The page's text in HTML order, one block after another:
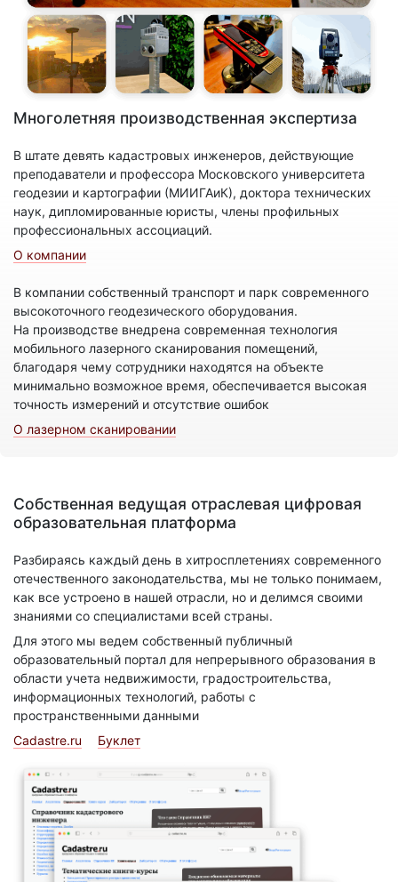
Многолетняя производственная экспертиза
В штате девять кадастровых инженеров, действующие
преподаватели и профессора Московского университета
геодезии и картографии (МИИГАиК), доктора технических
наук, дипломированные юристы, члены профильных
профессиональных ассоциаций.
О компании
В компании собственный транспорт и парк современного
высокоточного геодезического оборудования.
На производстве внедрена современная технология
мобильного лазерного сканирования помещений,
благодаря чему сотрудники находятся на объекте
минимально возможное время, обеспечивается высокая
точность измерений и отсутствие ошибок
О лазерном сканировании
Собственная ведущая отраслевая цифровая
образовательная платформа
Разбираясь каждый день в хитросплетениях современного
отечественного законодательства, мы не только понимаем,
как все устроено в нашей отрасли, но и делимся своими
знаниями со специалистами всей страны.
Для этого мы ведем собственный публичный
образовательный портал для непрерывного образования в
области учета недвижимости, градостроительства,
информационных технологий, работы с
пространственными данными
Cadastre.ru
Буклет